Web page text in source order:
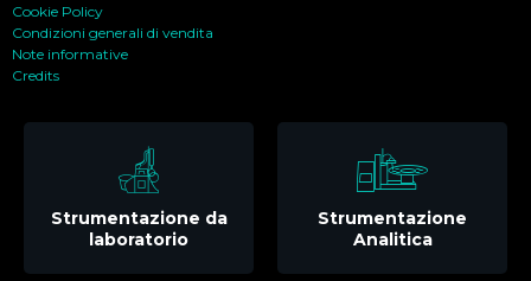
Cookie Policy
Condizioni generali di vendita
Note informative
Credits
Strumentazione da
laboratorio
Strumentazione
Analitica